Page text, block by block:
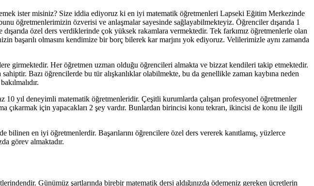
ister misiniz? Size iddia ediyoruz ki en iyi matematik öğretmenleri Lapseki Eğitim Merkezinde
öğretmenlerimizin özverisi ve anlaşmalar sayesinde sağlayabilmekteyiz. Öğrenciler dışarıda 1
özel ders verdiklerinde çok yüksek rakamlara vermektedir. Tek farkımız öğretmenlerle olan
başarılı olmasını kendimize bir borç bilerek kar marjını yok ediyoruz. Velilerimizle aynı zamanda
girmektedir. Her öğretmen uzman olduğu öğrencileri almakta ve bizzat kendileri takip etmektedir.
Bazı öğrencilerde bu tür alışkanlıklar olabilmekte, bu da genellikle zaman kaybına neden
yıl deneyimli matematik öğretmenleridir. Çeşitli kurumlarda çalışan profesyonel öğretmenler
çıkarmak için yapacakları 2 şey vardır. Bunlardan birincisi konu tekrarı, ikincisi de konu ile ilgili
en iyi öğretmenlerdir. Başarılarını öğrencilere özel ders vererek kanıtlamış, yüzlerce
görev almaktadır.
Günümüz şartlarında birebir matematik dersi aldığınızda ödemeniz gereken ücretlerin